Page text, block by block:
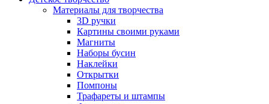
Материалы для творчества
3D ручки
Картины своими руками
Магниты
Наборы бусин
Наклейки
Открытки
Помпоны
Трафареты и штампы